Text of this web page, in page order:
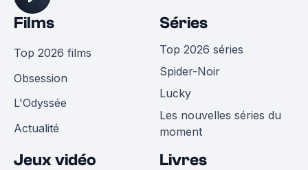
Films
Top 2026 films
Obsession
L'Odyssée
Actualité
Séries
Top 2026 séries
Spider-Noir
Lucky
Les nouvelles séries du
moment
Jeux vidéo Livres